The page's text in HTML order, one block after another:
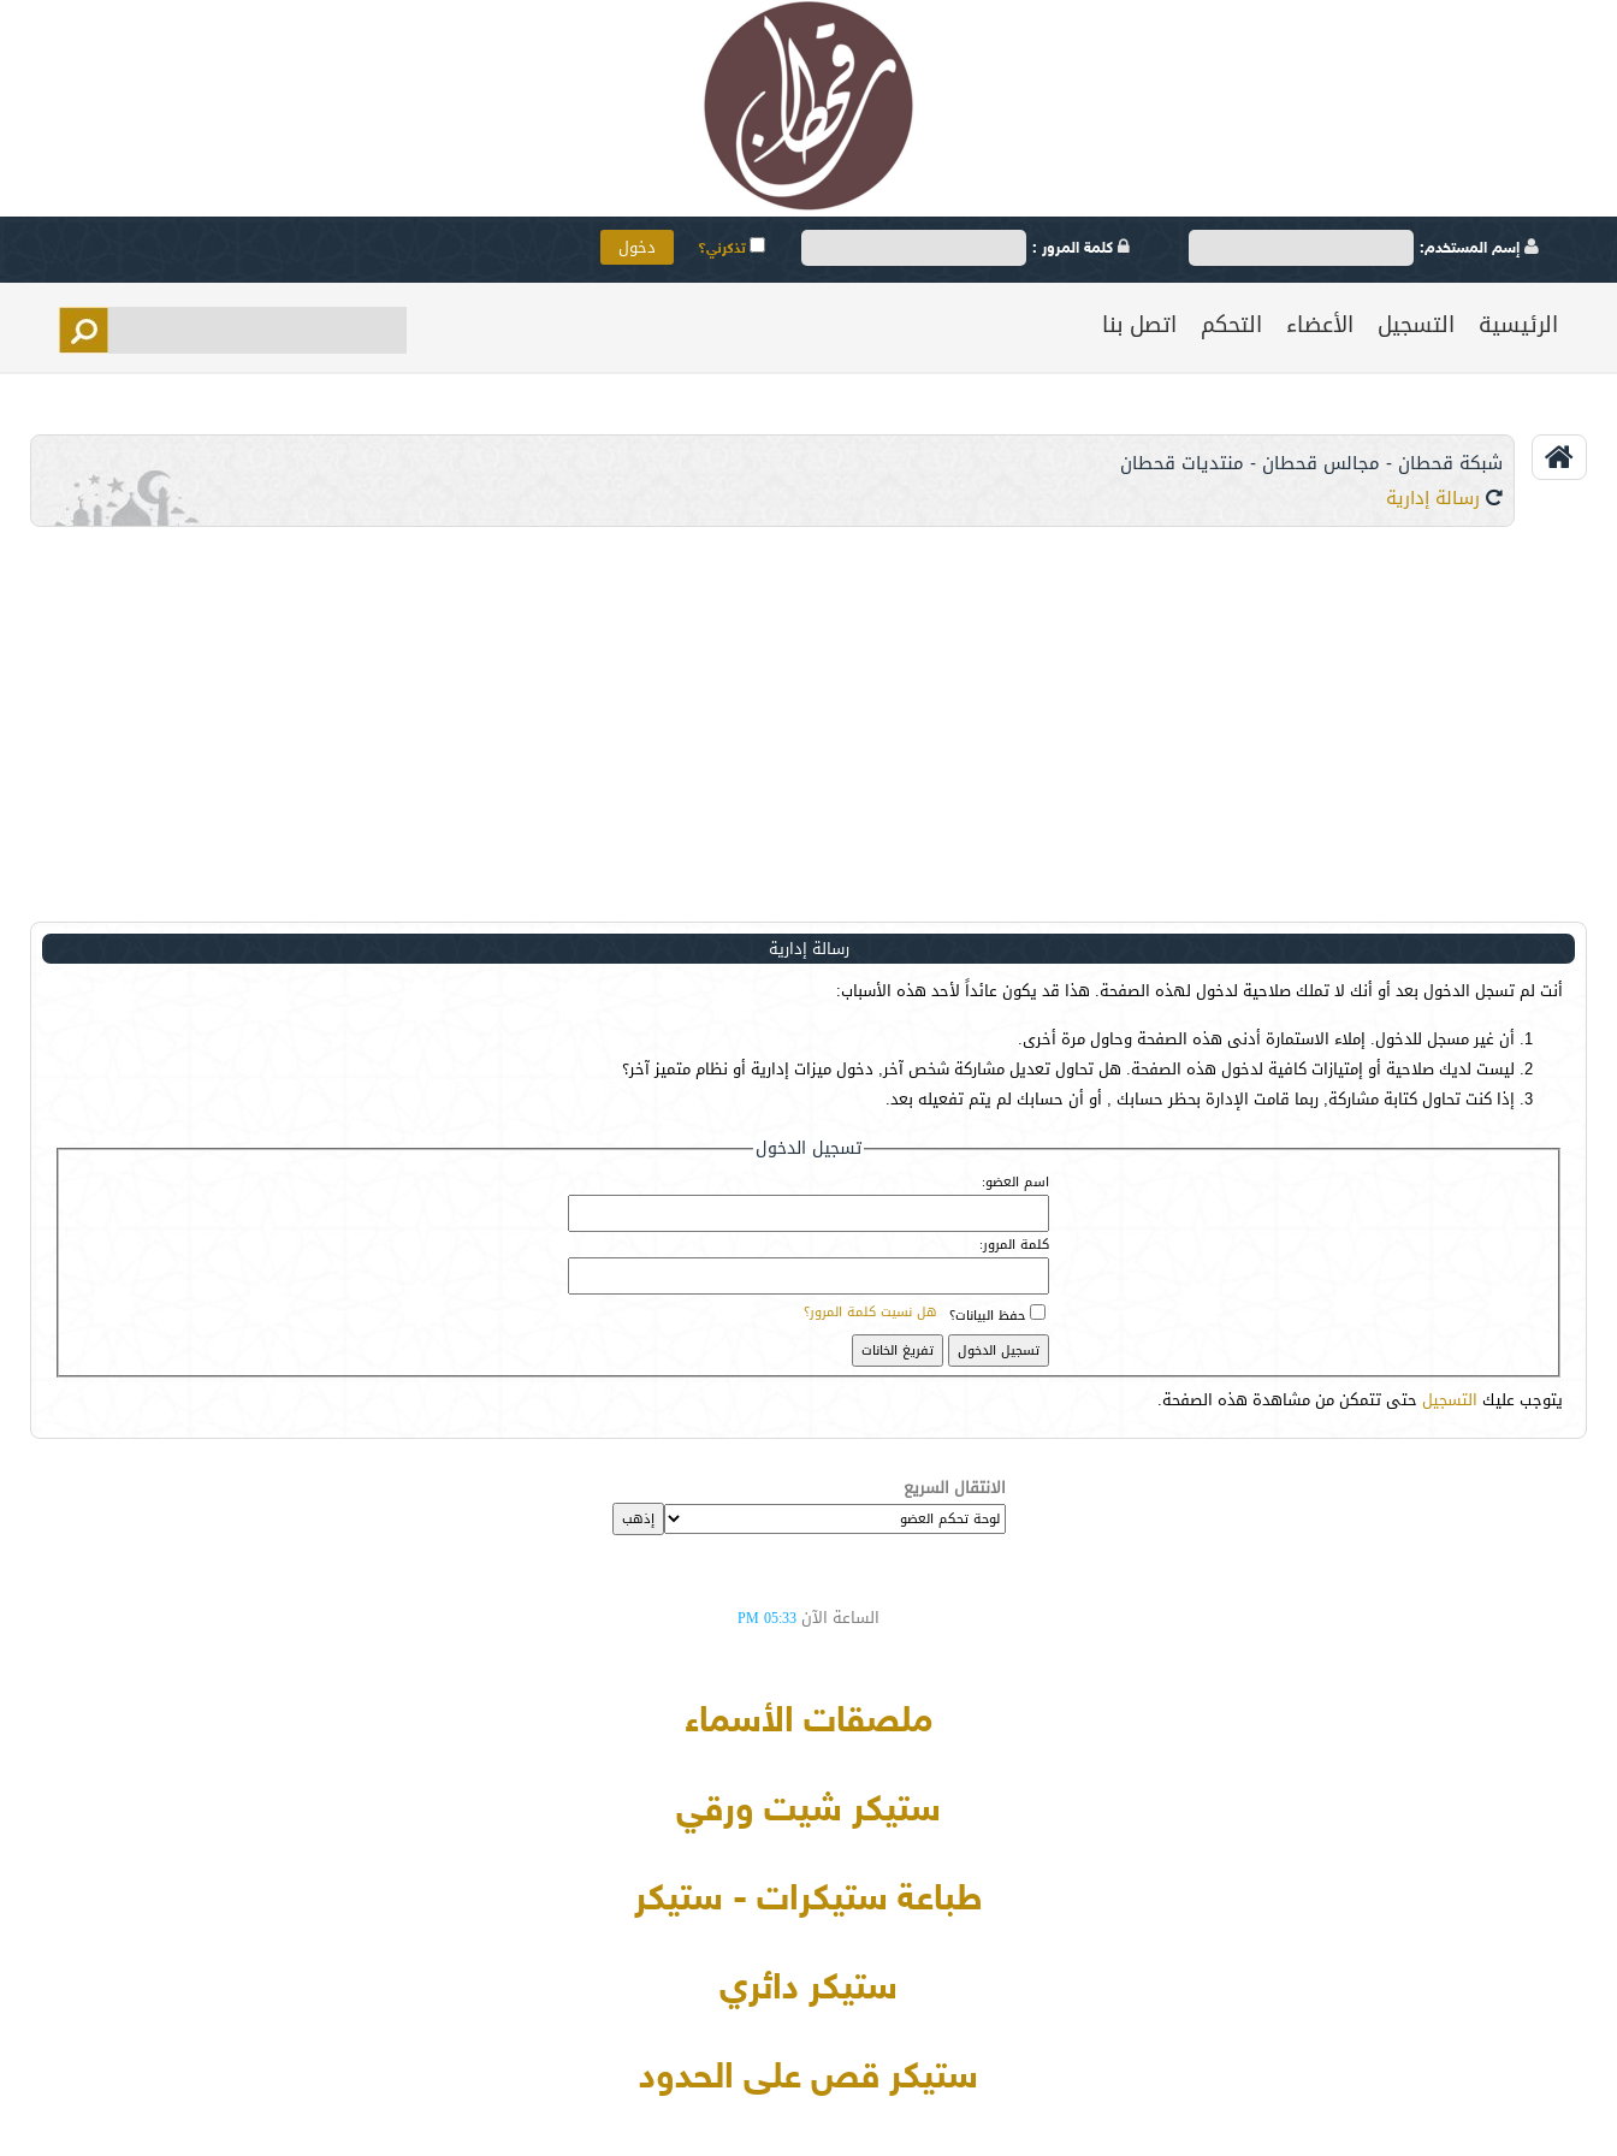
إسم المستخدم: كلمة المرور : تذكرني؟
الرئيسية التسجيل الأعضاء التحكم اتصل بنا
شبكة قحطان - مجالس قحطان - منتديات قحطان
رسالة إدارية
رسالة إدارية
أنت لم تسجل الدخول بعد أو أنك لا تملك صلاحية لدخول لهذه الصفحة. هذا قد يكون عائداً لأحد هذه الأسباب:
أن غير مسجل للدخول. إملاء الاستمارة أدنى هذه الصفحة وحاول مرة أخرى.
ليست لديك صلاحية أو إمتيازات كافية لدخول هذه الصفحة. هل تحاول تعديل مشاركة شخص آخر, دخول ميزات إدارية أو نظام متميز آخر؟
إذا كنت تحاول كتابة مشاركة, ربما قامت الإدارة بحظر حسابك , أو أن حسابك لم يتم تفعيله بعد.
تسجيل الدخول
اسم العضو:
كلمة المرور:
هل نسيت كلمة المرور؟ حفظ البيانات؟
يتوجب عليك التسجيل حتى تتمكن من مشاهدة هذه الصفحة.
الانتقال السريع
الساعة الآن 05:33 PM
ملصقات الأسماء
ستيكر شيت ورقي
طباعة ستيكرات - ستيكر
ستيكر دائري
ستيكر قص على الحدود